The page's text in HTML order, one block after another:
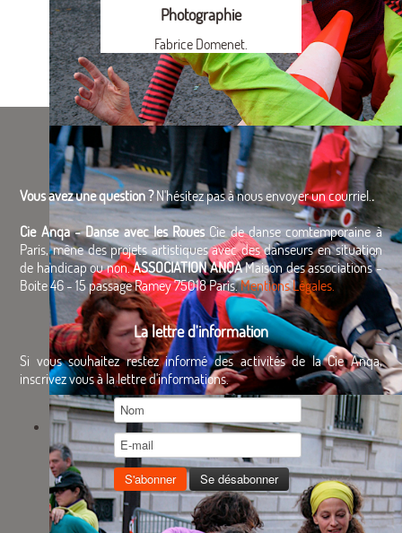
Photographie
Fabrice Domenet.
Vous avez une question ?N'hésitez pas à nous envoyer un courriel..
Cie Anqa - Danse avec les RouesCie de danse comtemporaine à
Paris, mêne des projets artistiques avec des danseurs en situation
de handicap ou non.ASSOCIATION ANQAMaison des associations -
Boite 46 - 15 passage Ramey 75018 Paris.Mentions Légales.
La lettre d'information
Si vous souhaitez restez informé des activités de la Cie Anqa,
inscrivez vous à la lettre d'informations.